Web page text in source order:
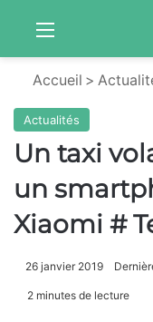
Accueil >
Actualités
Un taxi
un
Xiaomi #
26 janvier 2019
2 minutes de lecture